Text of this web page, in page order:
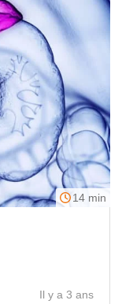
14 min
Il y a 3 ans